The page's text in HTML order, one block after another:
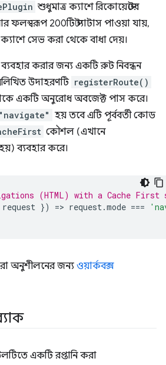
শুধুমাত্র ক্যাশে রিকোয়েস্টের
ফলস্বরূপ 200টি স্ট্যাটাস পাওয়া যায়,
সেভ করা থেকে বাধা দেয়।
করার জন্য একটি রুট নিবন্ধন
উদাহরণটি registerRoute()
একটি অনুরোধ অবজেক্ট পাস করে।
"navigate" হয় তবে এটি পূর্ববর্তী কোড
কৌশল (এখানে
ব্যবহার করে।
(HTML) with a Cache First
request }) => request.mode ===
অনুশীলনের জন্য ওয়ার্কবক্স
একটি রপ্তানি করা